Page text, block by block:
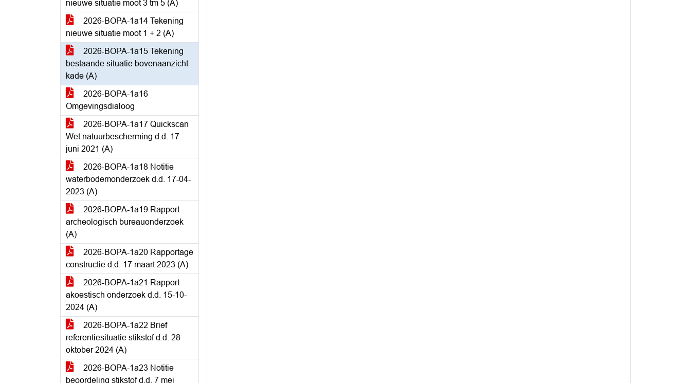
nieuwe situatie moot 3 tm 5 (A)
2026-BOPA-1a14 Tekening
nieuwe situatie moot 1 + 2 (A)
2026-BOPA-1a15 Tekening
bestaande situatie bovenaanzicht
kade (A)
2026-BOPA-1a16
Omgevingsdialoog
2026-BOPA-1a17 Quickscan
Wet natuurbescherming d.d. 17
juni 2021 (A)
2026-BOPA-1a18 Notitie
waterbodemonderzoek d.d. 17-04-
2023 (A)
2026-BOPA-1a19 Rapport
archeologisch bureauonderzoek
(A)
2026-BOPA-1a20 Rapportage
constructie d.d. 17 maart 2023 (A)
2026-BOPA-1a21 Rapport
akoestisch onderzoek d.d. 15-10-
2024 (A)
2026-BOPA-1a22 Brief
referentiesituatie stikstof d.d. 28
oktober 2024 (A)
2026-BOPA-1a23 Notitie
beoordeling stikstof d.d. 7 mei